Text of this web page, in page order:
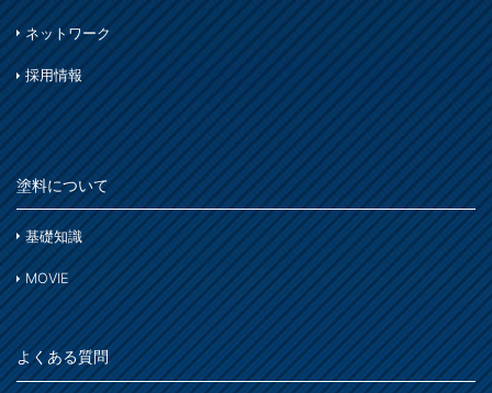
石材・タイル
木部
コンクリート基礎
門扉・手すり・ドア・雨戸
木部
鉄部
アルミ
ステンレス
コンクリート
床・ベランダ・屋上
コンクリート床・アスファルト
窓枠・ドア・棚
木部
鉄部
アルミ
家具・電化製品
木部
ホビー・工作
木部
鉄部
紙・発泡スチロール
トタン屋根
かわら屋根
コンクリート床・アスファルト
外壁・塀
ガーデン木部
木部ステイン・ニス・ワックス
スプレー
は
ま
や
ら
わ
ネットワーク
採用情報
塗料について
基礎知識
MOVIE
よくある質問